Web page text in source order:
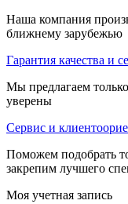
Наша компания
ближнему зарубежью
Гарантия качества и
Мы предлагаем
уверены
Сервис и
Поможем подобрать
закрепим лучшего
Моя учетная запись